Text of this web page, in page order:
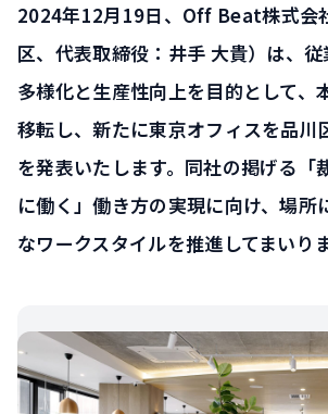
2024年12月19日、Off Beat株式会
区、代表取締役：井手 大貴）は、
多様化と生産性向上を目的として、
移転し、新たに東京オフィスを品川
を発表いたします。同社の掲げる「
に働く」働き方の実現に向け、場所
なワークスタイルを推進してまいりま